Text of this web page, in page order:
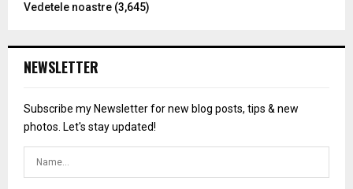
Vedetele noastre (3,645)
NEWSLETTER
Subscribe my Newsletter for new blog posts, tips & new
photos. Let's stay updated!